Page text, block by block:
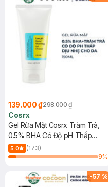
139.000 ₫298.000 ₫
Cosrx
Gel Rửa Mặt Cosrx Tràm Trà,
0.5% BHA Có Độ pH Thấp
150ml
5.0
(173)
9%
-57 %